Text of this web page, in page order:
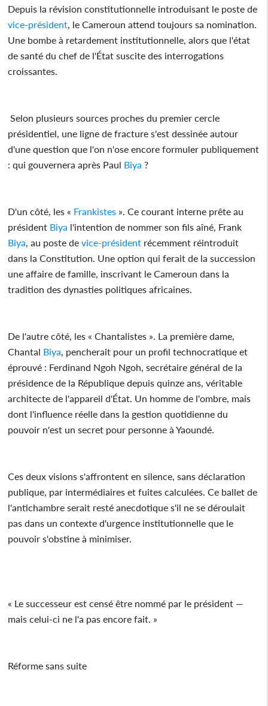
Depuis la révision constitutionnelle introduisant le poste de
vice-président, le Cameroun attend toujours sa nomination.
Une bombe à retardement institutionnelle, alors que l'état
de santé du chef de l'État suscite des interrogations
croissantes.
Selon plusieurs sources proches du premier cercle
présidentiel, une ligne de fracture s'est dessinée autour
d'une question que l'on n'ose encore formuler publiquement
: qui gouvernera après Paul Biya ?
D'un côté, les « Frankistes ». Ce courant interne prête au
président Biya l'intention de nommer son fils aîné, Frank
Biya, au poste de vice-président récemment réintroduit
dans la Constitution. Une option qui ferait de la succession
une affaire de famille, inscrivant le Cameroun dans la
tradition des dynasties politiques africaines.
De l'autre côté, les « Chantalistes ». La première dame,
Chantal Biya, pencherait pour un profil technocratique et
éprouvé : Ferdinand Ngoh Ngoh, secrétaire général de la
présidence de la République depuis quinze ans, véritable
architecte de l'appareil d'État. Un homme de l'ombre, mais
dont l'influence réelle dans la gestion quotidienne du
pouvoir n'est un secret pour personne à Yaoundé.
Ces deux visions s'affrontent en silence, sans déclaration
publique, par intermédiaires et fuites calculées. Ce ballet de
l'antichambre serait resté anecdotique s'il ne se déroulait
pas dans un contexte d'urgence institutionnelle que le
pouvoir s'obstine à minimiser.
« Le successeur est censé être nommé par le président —
mais celui-ci ne l'a pas encore fait. »
Réforme sans suite